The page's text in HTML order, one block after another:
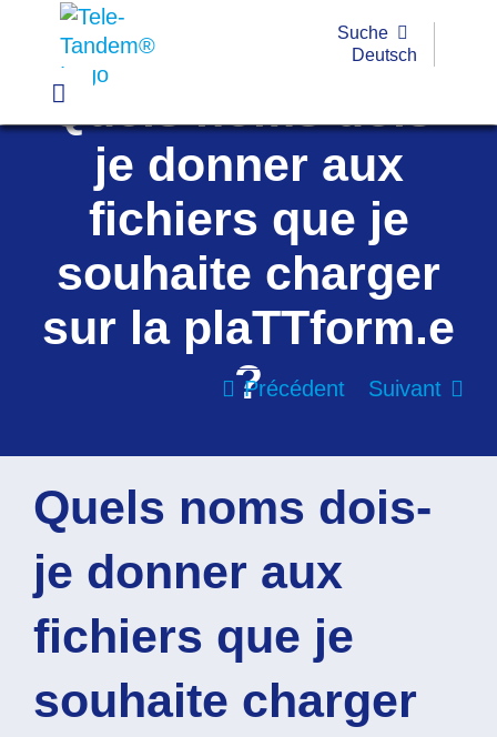
Passer
contenu
Toggle
Navigation
Pratique
Exemples
Outils
Formations
Subvention
Suche
Deutsch
Quels noms dois-
je donner aux
fichiers que je
souhaite charger
sur la plaTTform.e
?
Précédent Suivant
Quels noms dois-
je donner aux
fichiers que je
souhaite charger